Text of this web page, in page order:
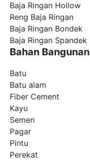
Baja Ringan Hollow
Reng Baja Ringan
Baja Ringan Bondek
Baja Ringan Spandek
Bahan Bangunan
Batu
Batu alam
Fiber Cement
Kayu
Semen
Pagar
Pintu
Perekat